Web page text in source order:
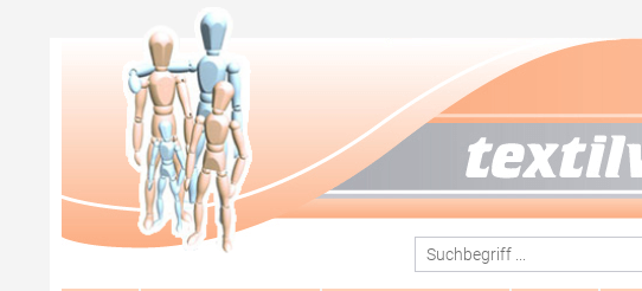
Zur Hauptnavigation springen